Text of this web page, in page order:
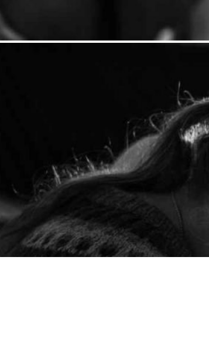
wurde geboren und
sie nach Schweden und
Musikern spielte dabei
auf den Bau neuer